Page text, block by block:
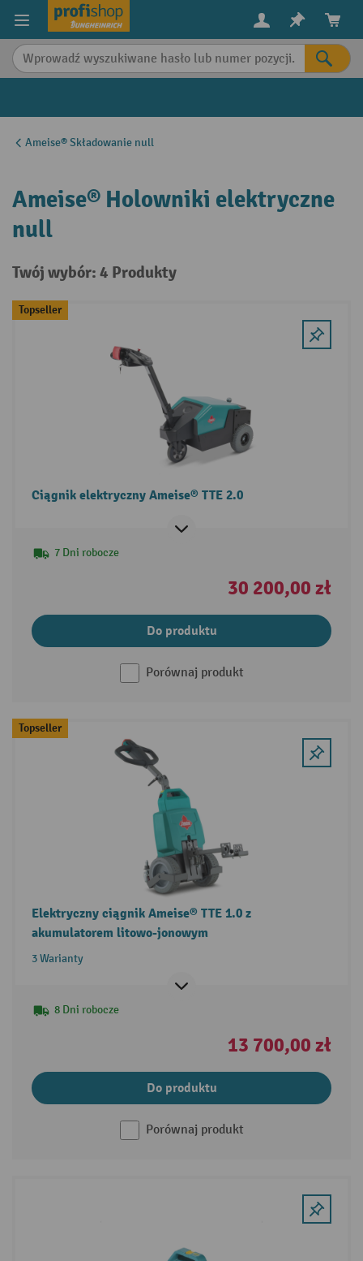
content
Ameise® Składowanie null
Ameise® Holowniki elektryczne
null
Twój wybór: 4 Produkty
Topseller
Ciągnik elektryczny Ameise® TTE 2.0
7 Dni robocze
30 200,00 zł
Do produktu
Porównaj produkt
Topseller
Elektryczny ciągnik Ameise® TTE 1.0 z
akumulatorem litowo-jonowym
3 Warianty
8 Dni robocze
13 700,00 zł
Do produktu
Porównaj produkt